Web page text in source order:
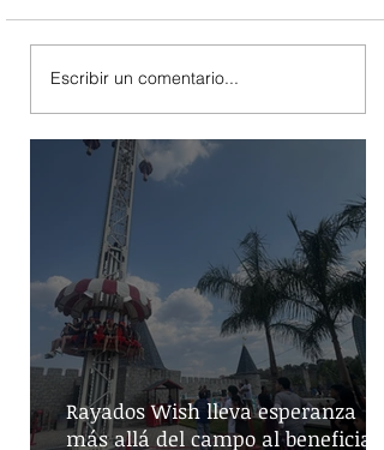
Escribir un comentario...
Rayados Wish lleva esperanza
más allá del campo al beneficiar a